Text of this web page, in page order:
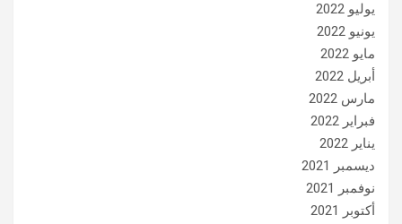
يوليو 2022
يونيو 2022
مايو 2022
أبريل 2022
مارس 2022
فبراير 2022
يناير 2022
ديسمبر 2021
نوفمبر 2021
أكتوبر 2021